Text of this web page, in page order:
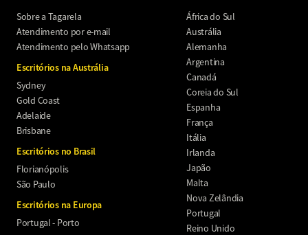
Sobre a Tagarela
Atendimento por e-mail
Atendimento pelo Whatsapp
Escritórios na Austrália
Sydney
Gold Coast
Adelaide
Brisbane
Escritórios no Brasil
Florianópolis
São Paulo
Escritórios na Europa
Portugal - Porto
África do Sul
Austrália
Alemanha
Argentina
Canadá
Coreia do Sul
Espanha
França
Itália
Irlanda
Japão
Malta
Nova Zelândia
Portugal
Reino Unido